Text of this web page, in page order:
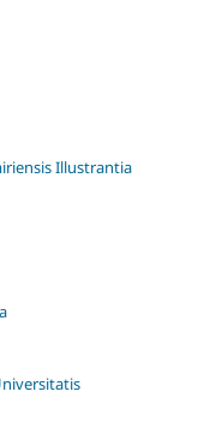
Illustrantia